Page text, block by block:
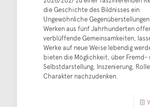
die Geschichte des Bildnisses ein.
Ungewöhnliche
Werken aus fünf Jahrhunderten
verblüffende Gemeinsamkeiten,
Werke auf neue Weise lebendig
bieten die Möglichkeit, über Fremd-
Selbstdarstellung, Inszenierung,
Charakter nachzudenken.